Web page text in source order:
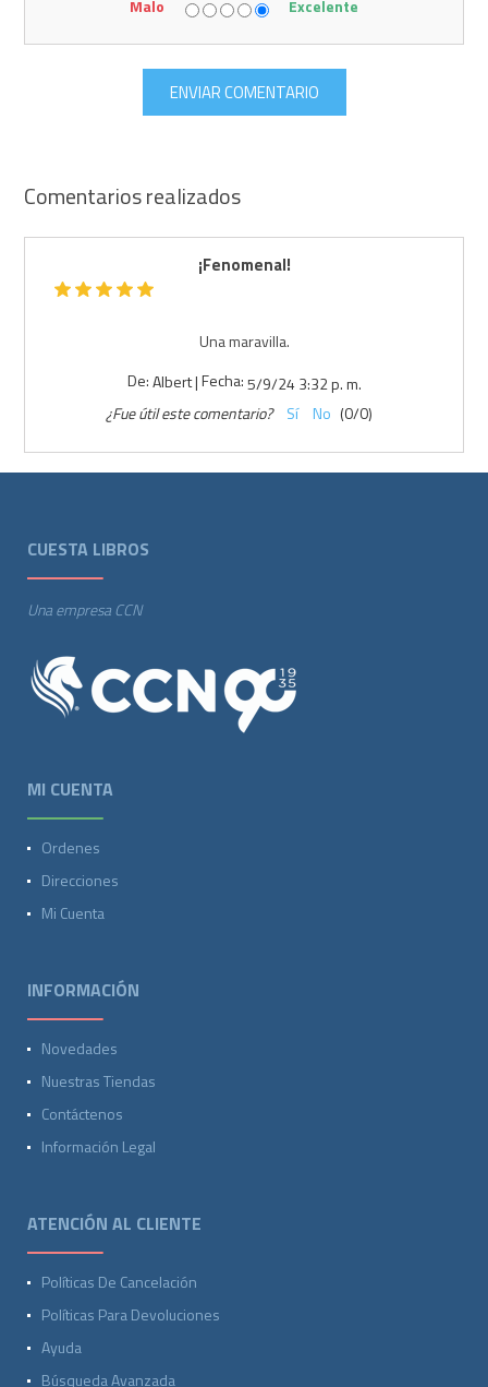
Malo
Excelente
Comentarios realizados
¡Fenomenal!
Una maravilla.
De:Albert|Fecha:5/9/24 3:32 p. m.
¿Fue útil este comentario?
Sí No (0/0)
CUESTA LIBROS
Una empresa CCN
MI CUENTA
Ordenes
Direcciones
Mi Cuenta
INFORMACIÓN
Novedades
Nuestras Tiendas
Contáctenos
Información Legal
ATENCIÓN AL CLIENTE
Políticas De Cancelación
Políticas Para Devoluciones
Ayuda
Búsqueda Avanzada